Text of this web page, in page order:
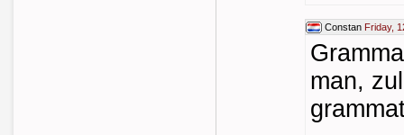
Constan Friday,
man,